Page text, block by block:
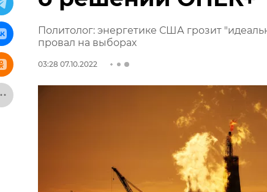
Политолог: энергетике США грозит
провал на выборах
03:28 07.10.2022